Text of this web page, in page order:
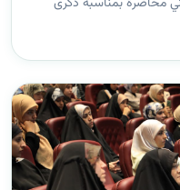
الشيخ زمان الحسناوي. ا...